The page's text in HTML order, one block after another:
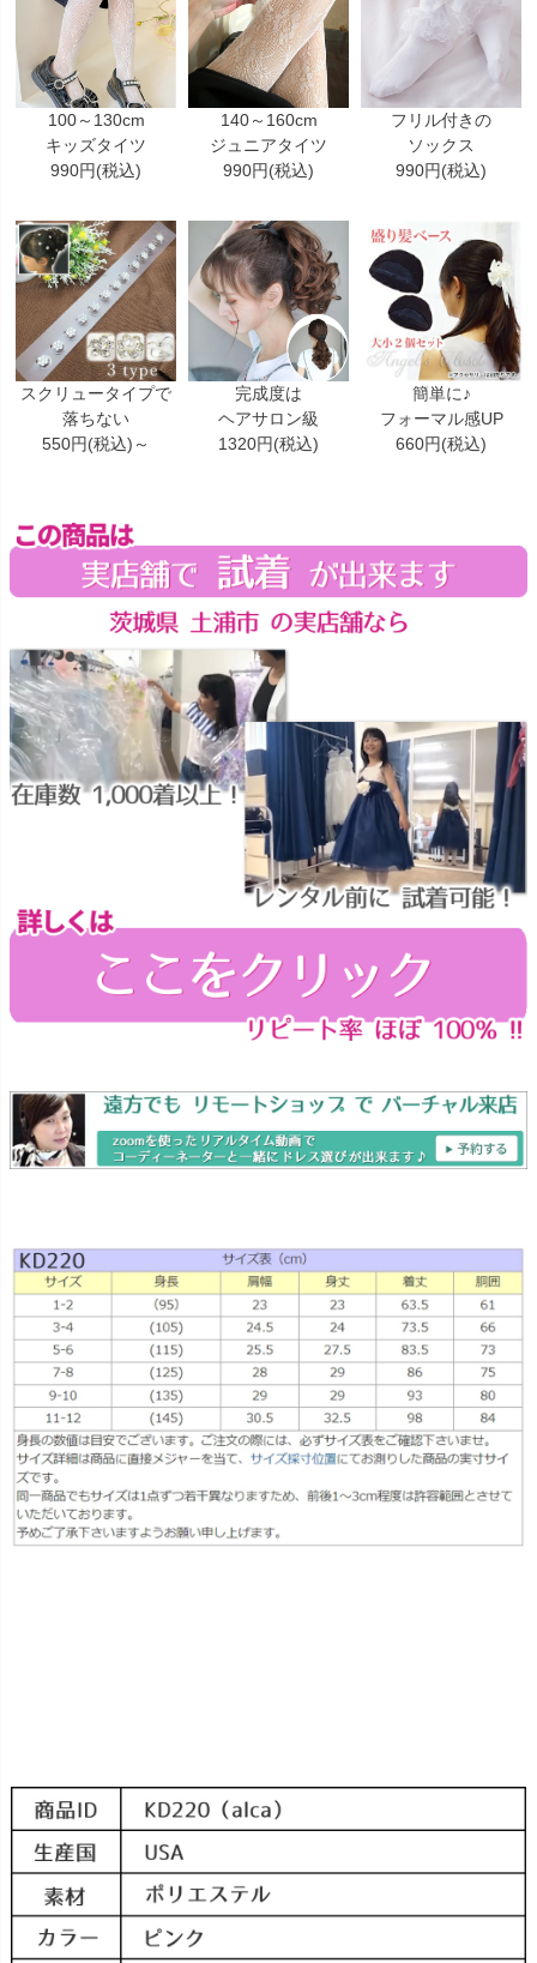
100～130cm
キッズタイツ
990円(税込)
140～160cm
ジュニアタイツ
990円(税込)
フリル付きの
ソックス
990円(税込)
スクリュータイプで
落ちない
550円(税込)～
完成度は
ヘアサロン級
1320円(税込)
簡単に♪
フォーマル感UP
660円(税込)